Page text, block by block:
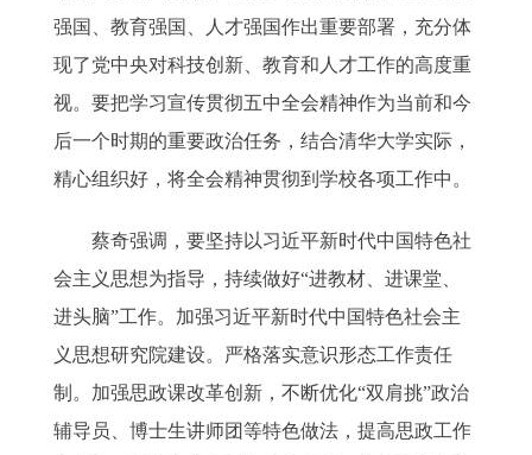
强国、教育强国、人才强国作出重要部署，充分体
现了党中央对科技创新、教育和人才工作的高度重
视。要把学习宣传贯彻五中全会精神作为当前和今
后一个时期的重要政治任务，结合清华大学实际，
精心组织好，将全会精神贯彻到学校各项工作中。
蔡奇强调，要坚持以习近平新时代中国特色社
会主义思想为指导，持续做好“进教材、进课堂、
进头脑”工作。加强习近平新时代中国特色社会主
义思想研究院建设。严格落实意识形态工作责任
制。加强思政课改革创新，不断优化“双肩挑”政治
辅导员、博士生讲师团等特色做法，提高思政工作